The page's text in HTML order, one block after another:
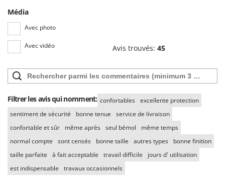
Postes à souder
Poussoirs à saucisse
Presses à pellets
Pressoirs à fruits
Pressoirs à Raisin
Pulvérisateurs
Pulvérisateurs portés
R
Rafraîchisseurs d'air par évaporation
Gierre
Ginko - MGM
GRAEF
Gre
GreenBay
Greenworks
GRIFO
GVS
GYS
Média
Avec photo
Avec vidéo Avis trouvés: 45
Filtrer les avis qui nomment: confortables
excellente protection
sentiment de sécurité
bonne tenue
service de livraison
confortable et sûr
même après seul bémol
même temps
normal compte
sont censés bonne taille autres types
bonne finition
taille parfaite
à fait acceptable travail difficile
jours d' utilisation
est indispensable
travaux occasionnels